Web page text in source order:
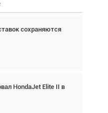
сохраняются
HondaJet Elite II в
и БПЛА в
Кох: «Фотография
портит»